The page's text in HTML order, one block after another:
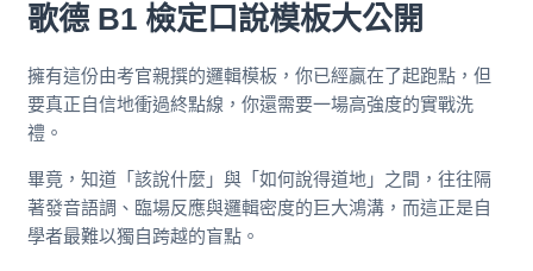
歌德 B1 檢定口說模板大公開
擁有這份由考官親撰的邏輯模板，你已經贏在了起跑點，但
要真正自信地衝過終點線，你還需要一場高強度的實戰洗
禮。
畢竟，知道「該說什麼」與「如何說得道地」之間，往往隔
著發音語調、臨場反應與邏輯密度的巨大鴻溝，而這正是自
學者最難以獨自跨越的盲點。